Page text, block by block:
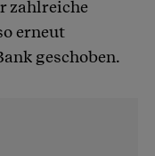
zahlreiche
erneut
geschoben.